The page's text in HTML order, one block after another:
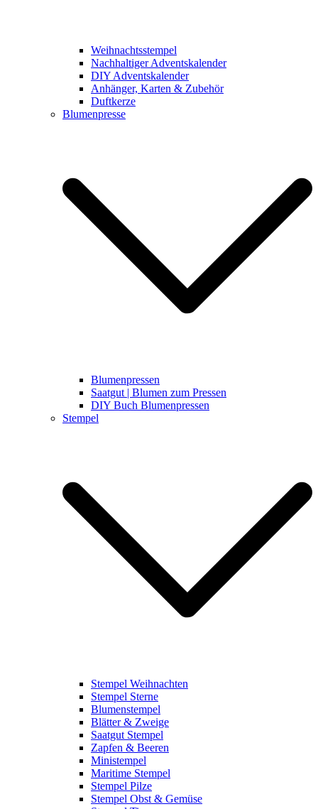
Weihnachtsstempel
Nachhaltiger Adventskalender
DIY Adventskalender
Anhänger, Karten & Zubehör
Duftkerze
Blumenpresse
Blumenpressen
Saatgut | Blumen zum Pressen
DIY Buch Blumenpressen
Stempel
Stempel Weihnachten
Stempel Sterne
Blumenstempel
Blätter & Zweige
Saatgut Stempel
Zapfen & Beeren
Ministempel
Maritime Stempel
Stempel Pilze
Stempel Obst & Gemüse